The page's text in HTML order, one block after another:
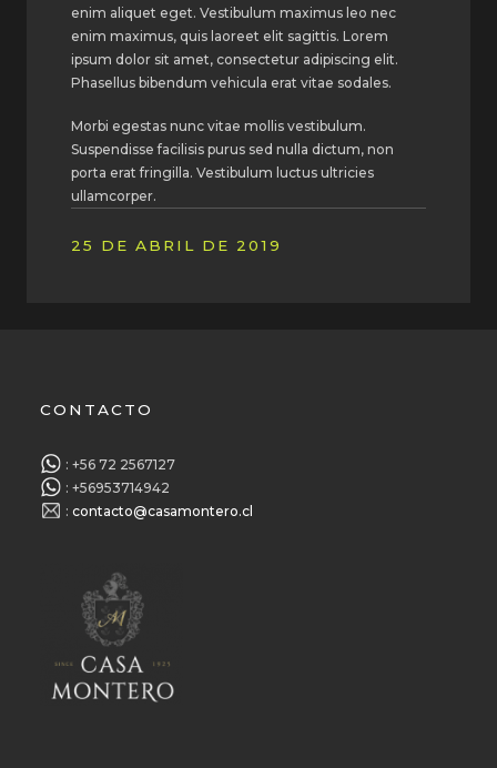
enim aliquet eget. Vestibulum maximus leo nec
enim maximus, quis laoreet elit sagittis. Lorem
ipsum dolor sit amet, consectetur adipiscing elit.
Phasellus bibendum vehicula erat vitae sodales.
Morbi egestas nunc vitae mollis vestibulum.
Suspendisse facilisis purus sed nulla dictum, non
porta erat fringilla. Vestibulum luctus ultricies
ullamcorper.
25 DE ABRIL DE 2019
CONTACTO
: +56 72 2567127
: +56953714942
: contacto@casamontero.cl